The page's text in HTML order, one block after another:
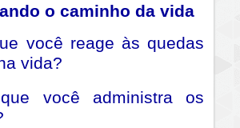
o caminho da vida
você reage às quedas
vida?
você administra os